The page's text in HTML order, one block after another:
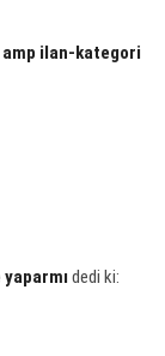
ilan-kategori
dedi ki: